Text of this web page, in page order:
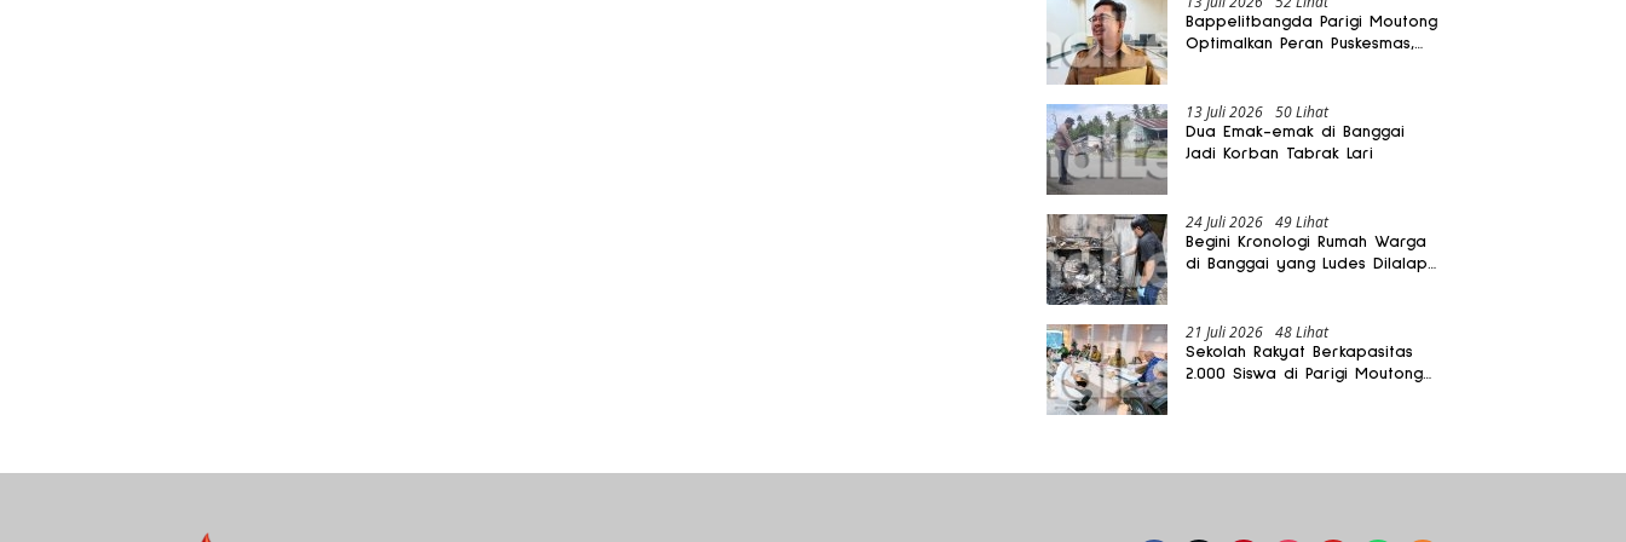
Bappelitbangda Parigi Moutong
Optimalkan Peran Puskesmas,
13 Juli 2026 50 Lihat
Dua Emak-emak di Banggai
Jadi Korban Tabrak Lari
24 Juli 2026 49 Lihat
Begini Kronologi Rumah Warga
di Banggai yang Ludes Dilalap
21 Juli 2026 48 Lihat
Sekolah Rakyat Berkapasitas
2.000 Siswa di Parigi Moutong